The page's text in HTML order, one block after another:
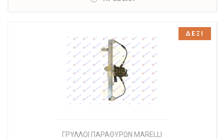
ΓΡΥΛΛΟΙ ΠΑΡΑΘΥΡΩΝ MARELLI
ΔΕΞΙ